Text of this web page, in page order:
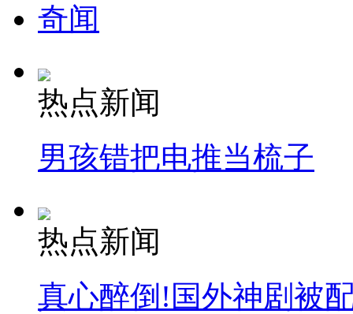
奇闻
热点新闻
男孩错把电推当梳子
热点新闻
真心醉倒!国外神剧被